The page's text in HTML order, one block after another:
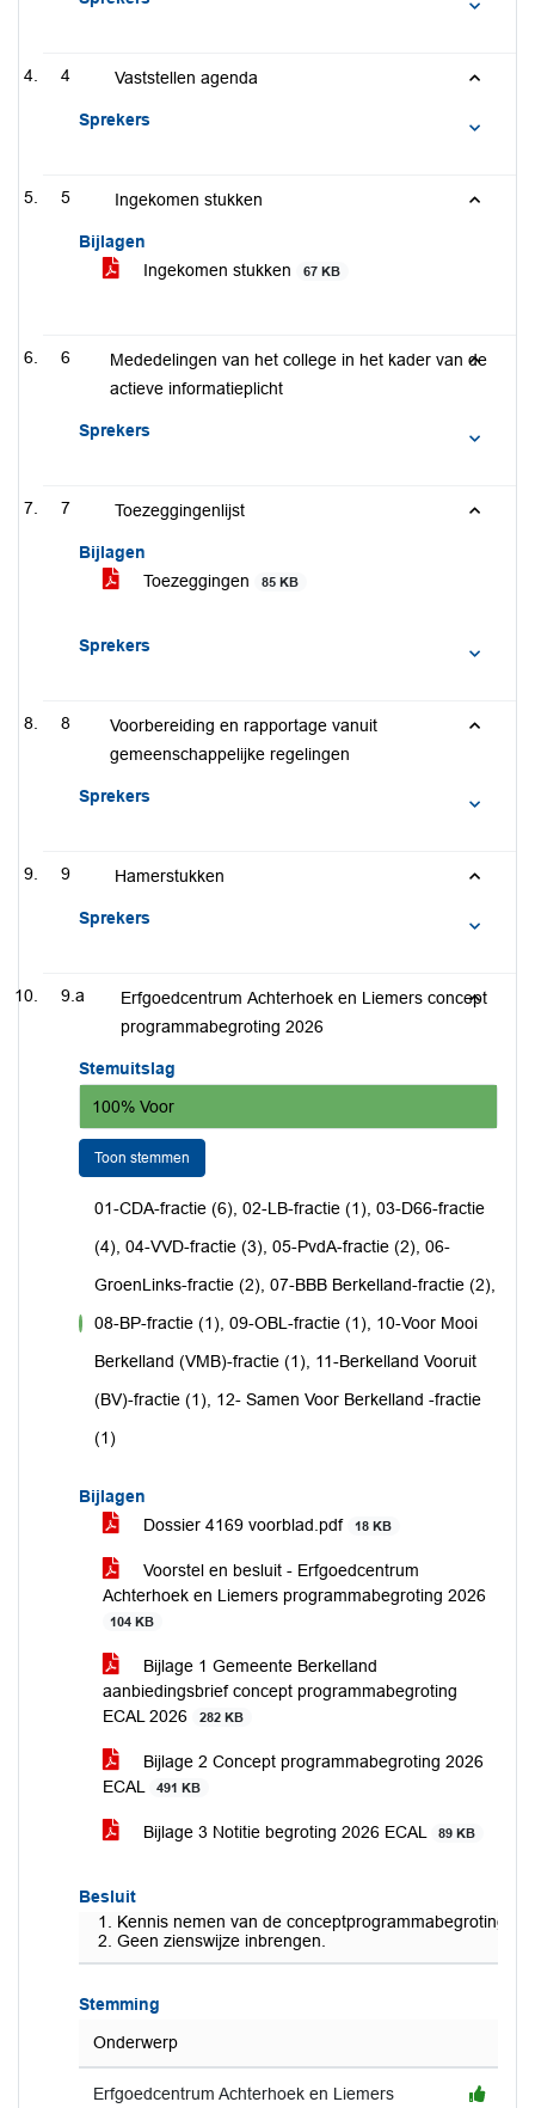
4 Vaststellen agenda
Sprekers
5 Ingekomen stukken
Bijlagen
Ingekomen stukken
67 KB
6
Mededelingen van het college in het kader van de
actieve informatieplicht
Sprekers
7 Toezeggingenlijst
Bijlagen
Toezeggingen
85 KB
Sprekers
8
Voorbereiding en rapportage vanuit
gemeenschappelijke regelingen
Sprekers
9 Hamerstukken
Sprekers
9.a
Erfgoedcentrum Achterhoek en Liemers concept
programmabegroting 2026
Stemuitslag
100% Voor
Toon stemmen
01-CDA-fractie (6), 02-LB-fractie (1), 03-D66-fractie
(4), 04-VVD-fractie (3), 05-PvdA-fractie (2), 06-
GroenLinks-fractie (2), 07-BBB Berkelland-fractie (2),
08-BP-fractie (1), 09-OBL-fractie (1), 10-Voor Mooi
Berkelland (VMB)-fractie (1), 11-Berkelland Vooruit
(BV)-fractie (1), 12- Samen Voor Berkelland -fractie
(1)
Bijlagen
Dossier 4169 voorblad.pdf
18 KB
Voorstel en besluit - Erfgoedcentrum
Achterhoek en Liemers programmabegroting 2026
104 KB
Bijlage 1 Gemeente Berkelland
aanbiedingsbrief concept programmabegroting
ECAL 2026
282 KB
Bijlage 2 Concept programmabegroting 2026
ECAL
491 KB
Bijlage 3 Notitie begroting 2026 ECAL 89 KB
Besluit
Kennis nemen van de conceptprogrammabegroting
Geen zienswijze inbrengen.
Stemming
Onderwerp
Erfgoedcentrum Achterhoek en Liemers